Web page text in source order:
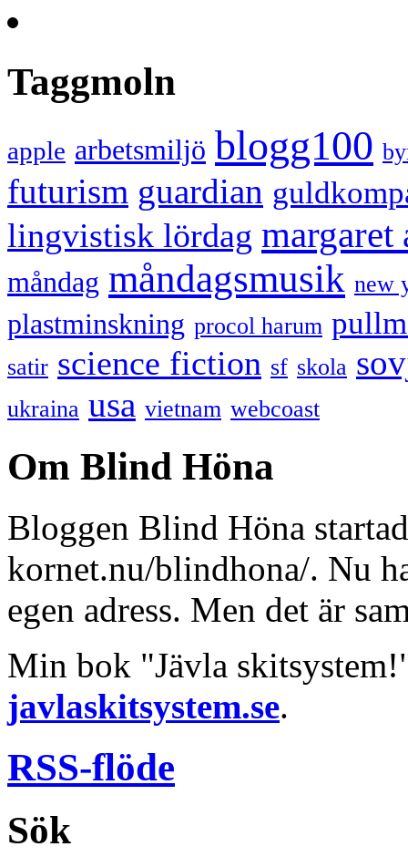
Taggmoln
apple arbetsmiljö blogg100
futurism guardian
lingvistisk lördag margaret
måndag måndagsmusik new
plastminskning procol harum
satir science fiction sf skola
ukraina usa vietnam webcoast
Om Blind Höna
Bloggen Blind Höna
kornet.nu/blindhona/. Nu
egen adress. Men det är
Min bok "Jävla
javlaskitsystem.se.
RSS-flöde
Sök